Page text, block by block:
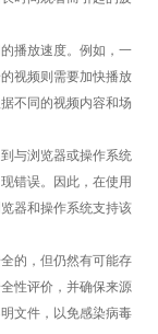
播放速度。例如，一
视频则需要加快播放
不同的视频内容和场
与浏览器或操作系统
错误。因此，在使用
器和操作系统支持该
的，但仍然有可能存
性评价，并确保来源
文件，以免感染病毒